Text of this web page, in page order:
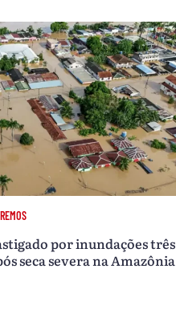
por inundações três
seca severa na Amazônia